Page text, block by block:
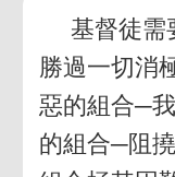
基督徒需
勝過一切消
惡的組合─
的組合─阻